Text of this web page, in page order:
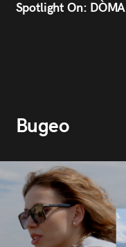
Spotlight On: DÒMA
Видео